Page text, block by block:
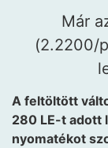
Már
(2.2200/
A feltöltött
280 LE-t adott
nyomatékot